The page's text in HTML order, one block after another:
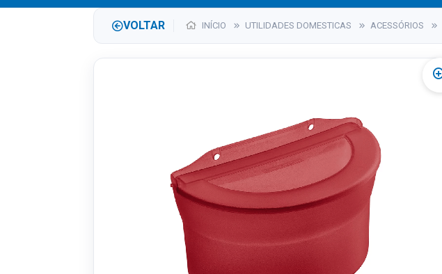
VOLTAR INÍCIO UTILIDADES DOMESTICAS ACESSÓRIOS